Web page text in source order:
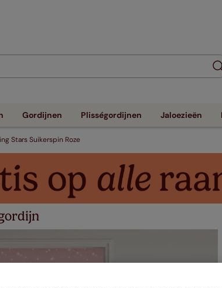
Gordijnen Plisségordijnen Jaloezieën
Stars Suikerspin Roze